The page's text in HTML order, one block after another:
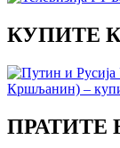
КУПИТЕ
ПРАТИТЕ